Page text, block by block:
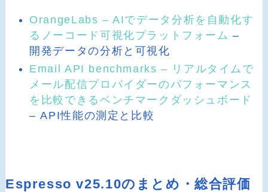
OrangeLabs – AIでデータ分析を自動化す
るノーコード可視化プラットフォーム –
開発データの分析と可視化
Email API benchmarks – リアルタイムで
メール配信プロバイダーのパフォーマンス
を比較できるベンチマークダッシュボード
– API性能の測定と比較
Espresso v25.10のまとめ・総合評価